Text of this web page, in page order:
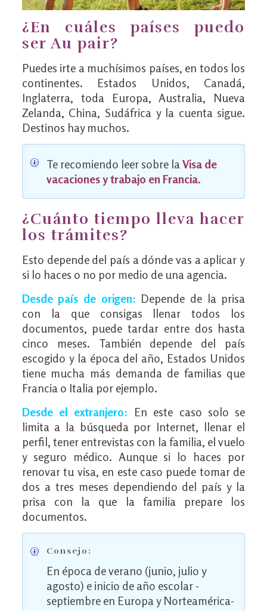
¿En cuáles países puedo
ser Au pair?
Puedes irte a muchísimos países, en todos los
continentes. Estados Unidos, Canadá,
Inglaterra, toda Europa, Australia, Nueva
Zelanda, China, Sudáfrica y la cuenta sigue.
Destinos hay muchos.
Te recomiendo leer sobre la Visa de
vacaciones y trabajo en Francia.
¿Cuánto tiempo lleva hacer
los trámites?
Esto depende del país a dónde vas a aplicar y
si lo haces o no por medio de una agencia.
Desde país de origen: Depende de la prisa
con la que consigas llenar todos los
documentos, puede tardar entre dos hasta
cinco meses. También depende del país
escogido y la época del año, Estados Unidos
tiene mucha más demanda de familias que
Francia o Italia por ejemplo.
Desde el extranjero: En este caso solo se
limita a la búsqueda por Internet, llenar el
perfil, tener entrevistas con la familia, el vuelo
y seguro médico. Aunque si lo haces por
renovar tu visa, en este caso puede tomar de
dos a tres meses dependiendo del país y la
prisa con la que la familia prepare los
documentos.
Consejo:
En época de verano (junio, julio y
agosto) e inicio de año escolar -
septiembre en Europa y Norteamérica-